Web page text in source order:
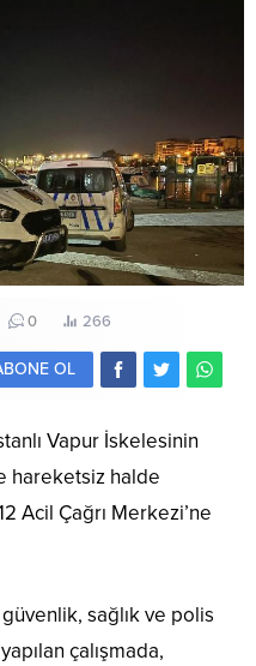
0 266
OL
Vapur İskelesinin
hareketsiz halde
Acil Çağrı Merkezi’ne
sağlık ve polis
çalışmada,